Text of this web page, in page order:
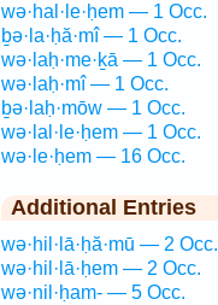
wə·hal·le·ḥem — 1 Occ.
ḇə·la·ḥă·mî — 1 Occ.
wə·laḥ·me·ḵā — 1 Occ.
wə·laḥ·mî — 1 Occ.
ḇə·laḥ·mōw — 1 Occ.
wə·lal·le·ḥem — 1 Occ.
wə·le·ḥem — 16 Occ.
Additional Entries
wə·hil·lā·ḥă·mū — 2 Occ.
wə·hil·lā·ḥem — 2 Occ.
wə·nil·ḥam- — 5 Occ.